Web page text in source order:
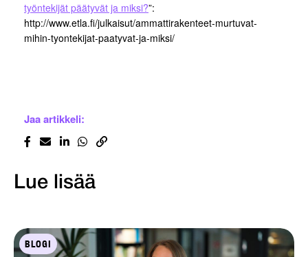
työntekijät päätyvät ja miksi?”:
http://www.etla.fi/julkaisut/ammattirakenteet-murtuvat-
mihin-tyontekijat-paatyvat-ja-miksi/
Jaa artikkeli:
Lue lisää
BLOGI